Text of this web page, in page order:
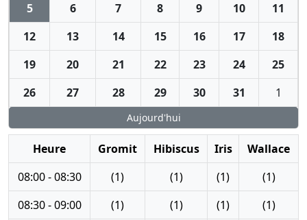
5
6 7 8 9 10
11
12
13 14 15 16 17
18
19
20 21 22 23 24
25
26
27 28 29 30 31 1
Aujourd'hui
Heure Gromit Hibiscus Iris
Wallace
08:00 - 08:30
(1) (1) (1)
(1)
08:30 - 09:00
(1) (1) (1)
(1)